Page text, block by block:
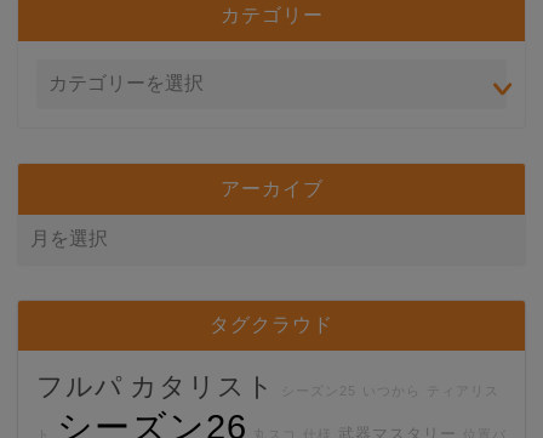
カテゴリー
アーカイブ
タグクラウド
フルパ カタリスト シーズン25
シーズン26 仕様 武器マスタリー